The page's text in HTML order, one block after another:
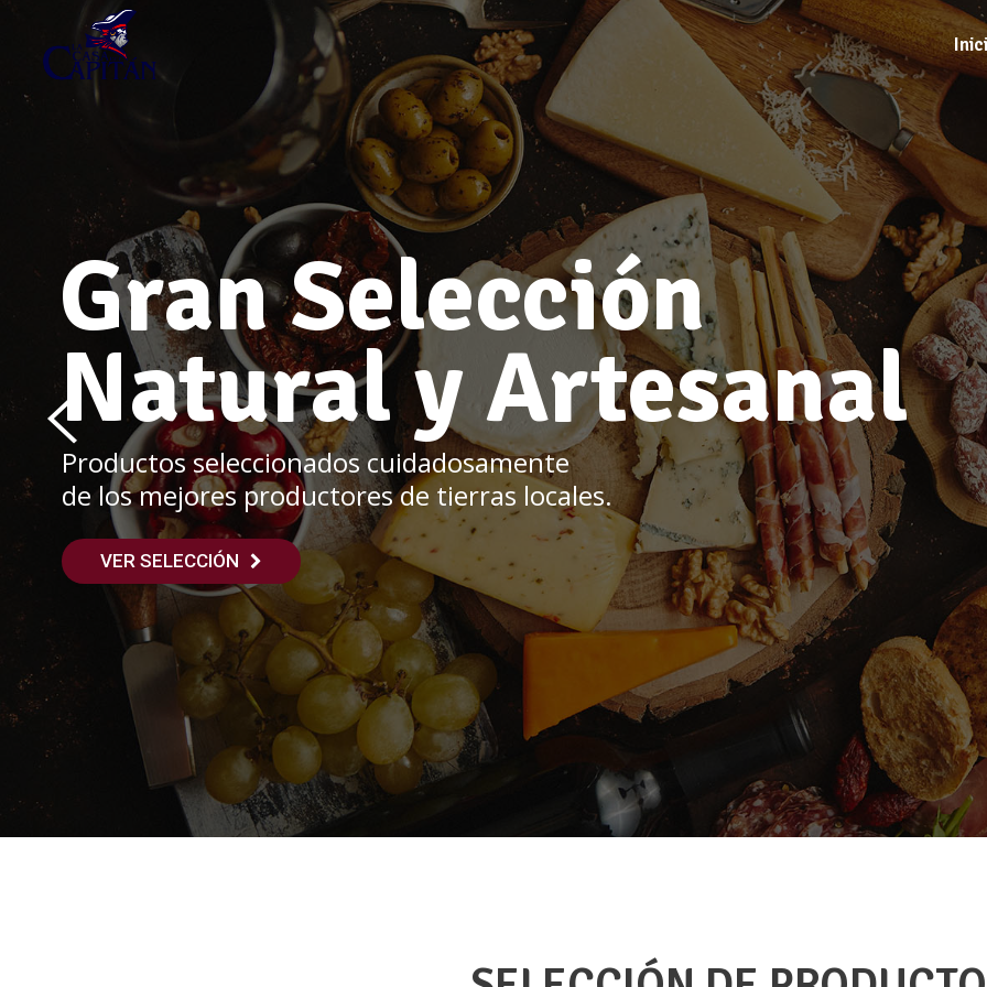
Gran Selección
Natural y Artesanal
Productos seleccionados cuidadosamente
de los mejores productores de tierras locales.
VER SELECCIÓN